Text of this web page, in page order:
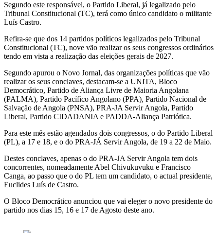
Segundo este responsável, o Partido Liberal, já legalizado pelo
Tribunal Constitucional (TC), terá como único candidato o militante
Luís Castro.
Refira-se que dos 14 partidos políticos legalizados pelo Tribunal
Constitucional (TC), nove vão realizar os seus congressos ordinários
tendo em vista a realização das eleições gerais de 2027.
Segundo apurou o Novo Jornal, das organizações políticas que vão
realizar os seus conclaves, destacam-se a UNITA, Bloco
Democrático, Partido de Aliança Livre de Maioria Angolana
(PALMA), Partido Pacífico Angolano (PPA), Partido Nacional de
Salvação de Angola (PNSA), PRA-JA Servir Angola, Partido
Liberal, Partido CIDADANIA e PADDA-Aliança Patriótica.
Para este mês estão agendados dois congressos, o do Partido Liberal
(PL), a 17 e 18, e o do PRA-JÁ Servir Angola, de 19 a 22 de Maio.
Destes conclaves, apenas o do PRA-JA Servir Angola tem dois
concorrentes, nomeadamente Abel Chivukuvuku e Francisco
Canga, ao passo que o do PL tem um candidato, o actual presidente,
Euclides Luís de Castro.
O Bloco Democrático anunciou que vai eleger o novo presidente do
partido nos dias 15, 16 e 17 de Agosto deste ano.